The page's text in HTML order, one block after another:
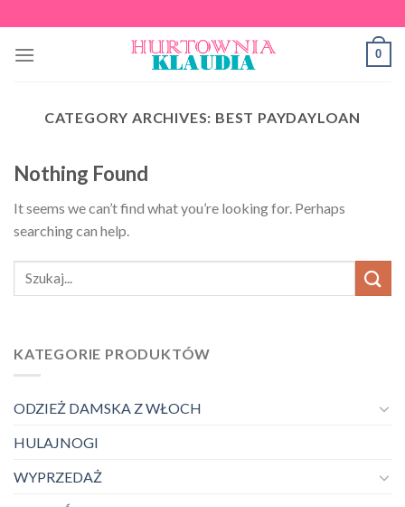
to
content
0
CATEGORY ARCHIVES: BEST PAYDAYLOAN
Nothing Found
It seems we can’t find what you’re looking for. Perhaps
searching can help.
KATEGORIE PRODUKTÓW
ODZIEŻ DAMSKA Z WŁOCH
HULAJNOGI
WYPRZEDAŻ